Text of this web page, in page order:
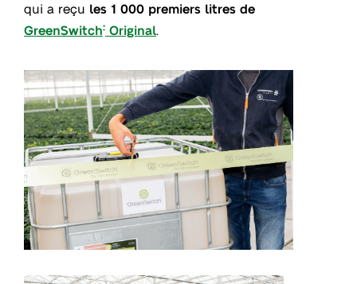
qui a reçu les 1 000 premiers litres de
GreenSwitch® Original.